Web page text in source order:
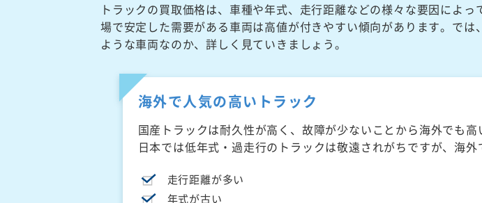
トラックの買取価格は、車種や年式、走行距離などの様々な要因によ
場で安定した需要がある車両は高値が付きやすい傾向があります。で
ような車両なのか、詳しく見ていきましょう。
海外で人気の高いトラック
国産トラックは耐久性が高く、故障が少ないことから海外でも高
日本では低年式・過走行のトラックは敬遠されがちですが、海
走行距離が多い
年式が古い